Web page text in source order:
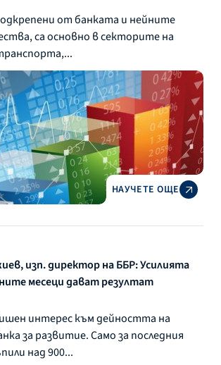
от банката и нейните
са основно в секторите на
НАУЧЕТЕ ОЩЕ
изп. директор на ББР: Усилията
месеци дават резултат
интерес към дейността на
за развитие. Само за последния
над 900...